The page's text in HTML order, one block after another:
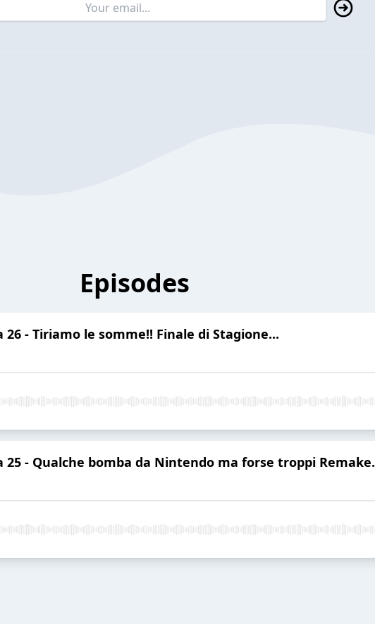
Episodes
26 - Tiriamo le somme!! Finale di Stagione...
25 - Qualche bomba da Nintendo ma forse troppi Remake.